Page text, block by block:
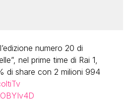
numero 20 di
nel prime time di Rai 1,
di share con 2 milioni 994